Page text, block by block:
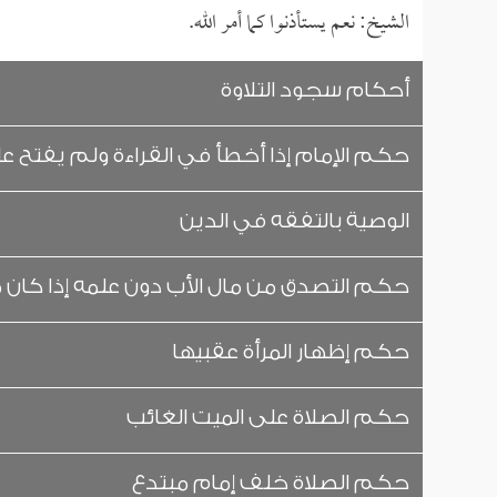
الشيخ: نعم يستأذنوا كما أمر الله.
أحكام سجود التلاوة
حكم الإمام إذا أخطأ في القراءة ولم يفتح
الوصية بالتفقه في الدين
حكم التصدق من مال الأب دون علمه إذا كان
حكم إظهار المرأة عقبيها
حكم الصلاة على الميت الغائب
حكم الصلاة خلف إمام مبتدع